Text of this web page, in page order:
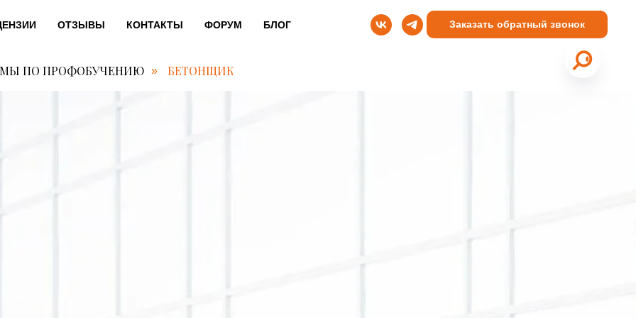
ОТЗЫВЫ КОНТАКТЫ ФОРУМ БЛОГ Заказать обратный звонок
ПО ПРОФОБУЧЕНИЮ » БЕТОНЩИК